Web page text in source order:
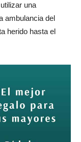
una
ambulancia del
herido hasta el